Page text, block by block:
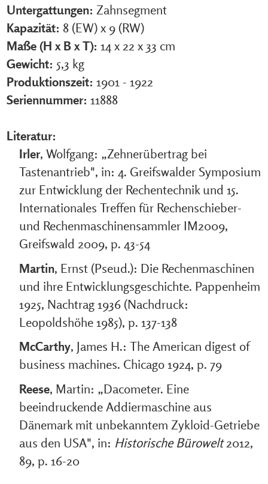
Untergattungen: Zahnsegment
Kapazität: 8 (EW) x 9 (RW)
Maße (H x B x T): 14 x 22 x 33 cm
Gewicht: 5,3 kg
Produktionszeit: 1901 - 1922
Seriennummer: 11888
Literatur:
Irler, Wolfgang: „Zehnerübertrag bei
Tastenantrieb", in: 4. Greifswalder Symposium
zur Entwicklung der Rechentechnik und 15.
Internationales Treffen für Rechenschieber-
und Rechenmaschinensammler IM2009,
Greifswald 2009, p. 43-54
Martin, Ernst (Pseud.): Die Rechenmaschinen
und ihre Entwicklungsgeschichte. Pappenheim
1925, Nachtrag 1936 (Nachdruck:
Leopoldshöhe 1985), p. 137-138
McCarthy, James H.: The American digest of
business machines. Chicago 1924, p. 79
Reese, Martin: „Dacometer. Eine
beeindruckende Addiermaschine aus
Dänemark mit unbekanntem Zykloid-Getriebe
aus den USA", in: Historische Bürowelt2012,
89, p. 16-20